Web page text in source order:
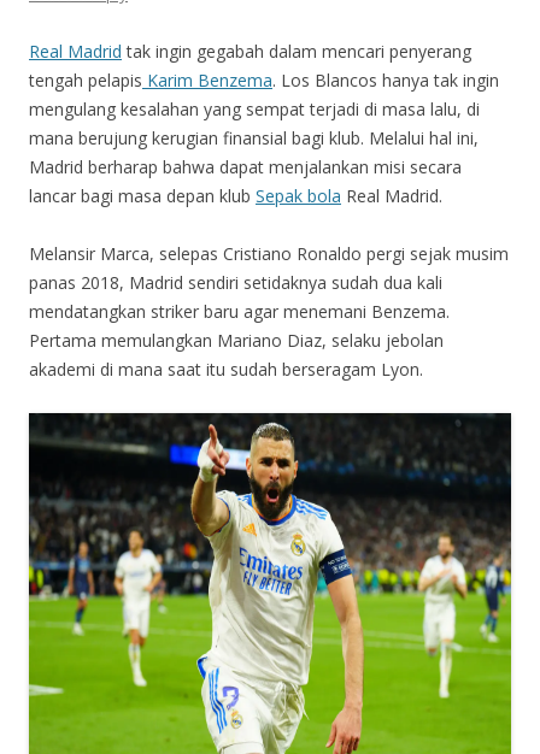
Real Madrid tak ingin gegabah dalam mencari penyerang
tengah pelapis Karim Benzema. Los Blancos hanya tak ingin
mengulang kesalahan yang sempat terjadi di masa lalu, di
mana berujung kerugian finansial bagi klub. Melalui hal ini,
Madrid berharap bahwa dapat menjalankan misi secara
lancar bagi masa depan klub Sepak bola Real Madrid.
Melansir Marca, selepas Cristiano Ronaldo pergi sejak musim
panas 2018, Madrid sendiri setidaknya sudah dua kali
mendatangkan striker baru agar menemani Benzema.
Pertama memulangkan Mariano Diaz, selaku jebolan
akademi di mana saat itu sudah berseragam Lyon.